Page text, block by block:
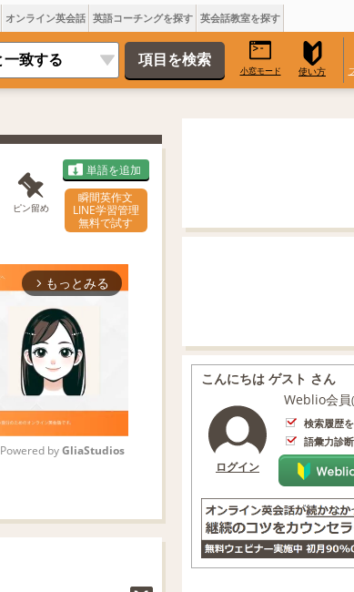
オンライン英会話 英語コーチングを探す 英会話教室を探す
小窓モード 使い方
ピン留め
単語を追加
瞬間英作文
LINE学習管理
無料で試す
arrow_forward_ios もっとみる
Powered by GliaStudios
こんにちは ゲスト さん
ログイン
Weblio会員
検索履歴
語彙力診